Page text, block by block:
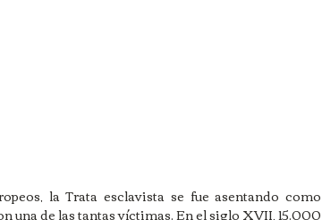
la Trata esclavista se fue asentando como
una de las tantas víctimas. En el siglo XVII, 15.000